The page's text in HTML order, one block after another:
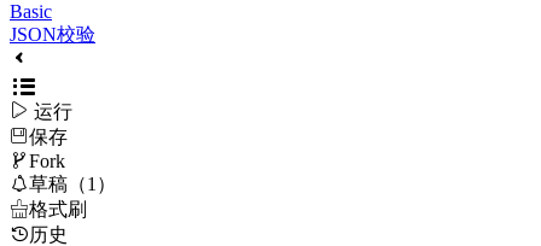
Basic
JSON校验
 运行
保存
Fork
草稿（1）
格式刷
历史